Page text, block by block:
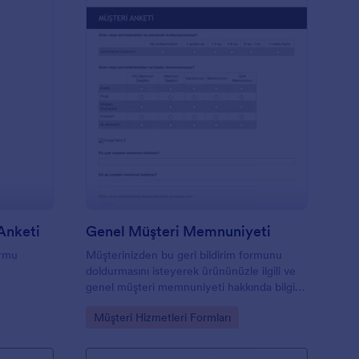
Genel Müşteri Memnuniyeti
Müşterinizden bu geri bildirim formunu
doldurmasını isteyerek ürününüzle ilgili ve
genel müşteri memnuniyeti hakkında bilgi
Go to Category:
Müşteri Hizmetleri Formları